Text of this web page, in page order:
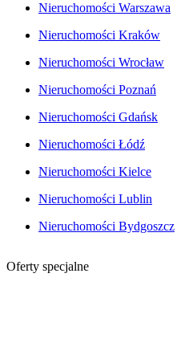
Nieruchomości Warszawa
Nieruchomości Kraków
Nieruchomości Wrocław
Nieruchomości Poznań
Nieruchomości Gdańsk
Nieruchomości Łódź
Nieruchomości Kielce
Nieruchomości Lublin
Nieruchomości Bydgoszcz
Oferty specjalne